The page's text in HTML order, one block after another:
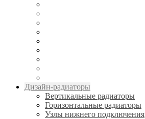
Дизайн-радиаторы
Вертикальные радиаторы
Горизонтальные радиаторы
Узлы нижнего подключения